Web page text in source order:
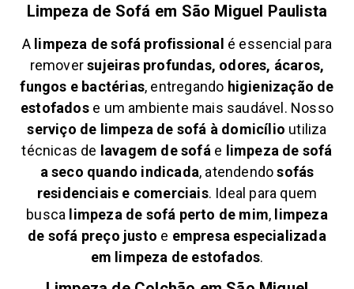
Limpeza de Sofá em São Miguel Paulista
A limpeza de sofá profissional é essencial para
removersujeiras profundas, odores, ácaros,
fungos e bactérias, entregando higienização de
estofadose um ambiente mais saudável. Nosso
serviço de limpeza de sofá à domicílio utiliza
técnicas de lavagem de sofá e limpeza de sofá
a seco quando indicada, atendendosofás
residenciais e comerciais. Ideal para quem
busca limpeza de sofá perto de mim, limpeza
de sofá preço justo e empresa especializada
em limpeza de estofados.